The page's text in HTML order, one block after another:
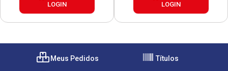
LOGIN
LOGIN
Meus Pedidos Títulos